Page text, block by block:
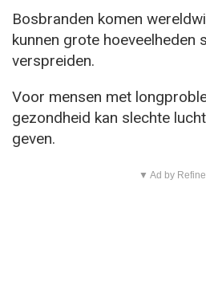
Bosbranden komen
kunnen grote hoeveelheden
verspreiden.
Voor mensen met
gezondheid kan slechte
geven.
▼ Ad by